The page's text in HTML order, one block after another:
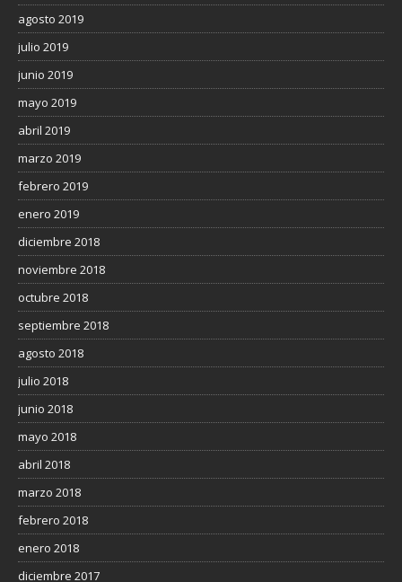
agosto 2019
julio 2019
junio 2019
mayo 2019
abril 2019
marzo 2019
febrero 2019
enero 2019
diciembre 2018
noviembre 2018
octubre 2018
septiembre 2018
agosto 2018
julio 2018
junio 2018
mayo 2018
abril 2018
marzo 2018
febrero 2018
enero 2018
diciembre 2017